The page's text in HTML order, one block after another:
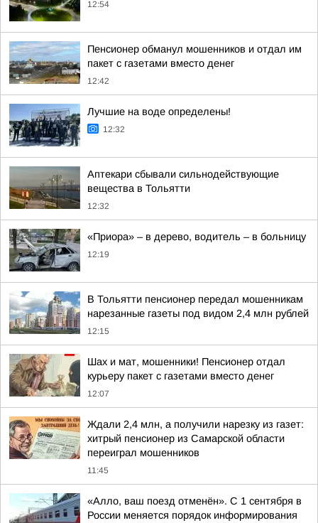
12:54
Пенсионер обманул мошенников и отдал им
пакет с газетами вместо денег
12:42
Лучшие на воде определены!
12:32
Аптекари сбывали сильнодействующие
вещества в Тольятти
12:32
«Приора» – в дерево, водитель – в больницу
12:19
В Тольятти пенсионер передал мошенникам
нарезанные газеты под видом 2,4 млн рублей
12:15
Шах и мат, мошенники! Пенсионер отдал
курьеру пакет с газетами вместо денег
12:07
Ждали 2,4 млн, а получили нарезку из газет:
хитрый пенсионер из Самарской области
переиграл мошенников
11:45
«Алло, ваш поезд отменён». С 1 сентября в
России меняется порядок информирования